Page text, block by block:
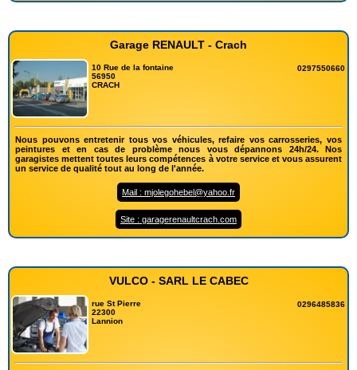
Garage RENAULT - Crach
10 Rue de la fontaine
56950
CRACH
0297550660
Nous pouvons entretenir tous vos véhicules, refaire vos carrosseries, vos
peintures et en cas de problème nous vous dépannons 24h/24. Nos
garagistes mettent toutes leurs compétences à votre service et vous assurent
un service de qualité tout au long de l'année.
Mail : mjolegohebel@yahoo.fr
Site : garagerenaultcrach.com
VULCO - SARL LE CABEC
rue St Pierre
22300
Lannion
0296485836